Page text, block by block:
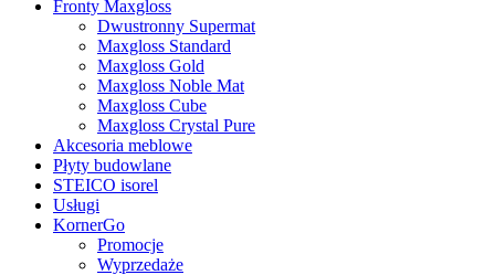
Fronty Maxgloss
Dwustronny Supermat
Maxgloss Standard
Maxgloss Gold
Maxgloss Noble Mat
Maxgloss Cube
Maxgloss Crystal Pure
Akcesoria meblowe
Płyty budowlane
STEICO isorel
Usługi
KornerGo
Promocje
Wyprzedaże